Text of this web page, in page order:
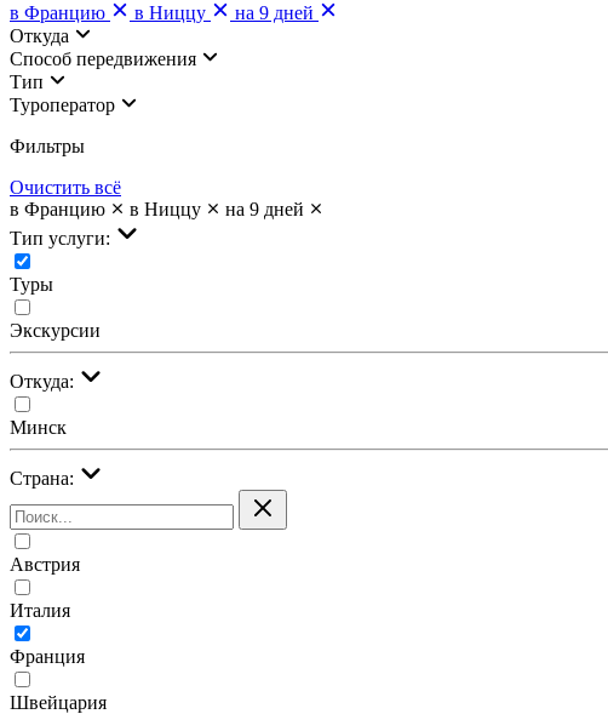
в Францию
в Ниццу
на 9 дней
Откуда
Cпособ передвижения
Тип
Туроператор
Фильтры
Очистить всё
в Францию
в Ниццу
на 9 дней
Тип услуги:
Туры
Экскурсии
Откуда:
Минск
Страна:
Австрия
Италия
Франция
Швейцария